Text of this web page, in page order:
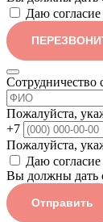
Даю
Сотрудничество
Пожалуйста,
+7
Пожалуйста,
Даю
Вы должны дать
Отправить